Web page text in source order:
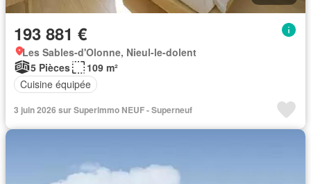
193 881 €
Les Sables-d'Olonne, Nieul-le-dolent
5 Pièces
109 m²
Cuisine équipée
3 juin 2026 sur Superimmo NEUF - Superneuf